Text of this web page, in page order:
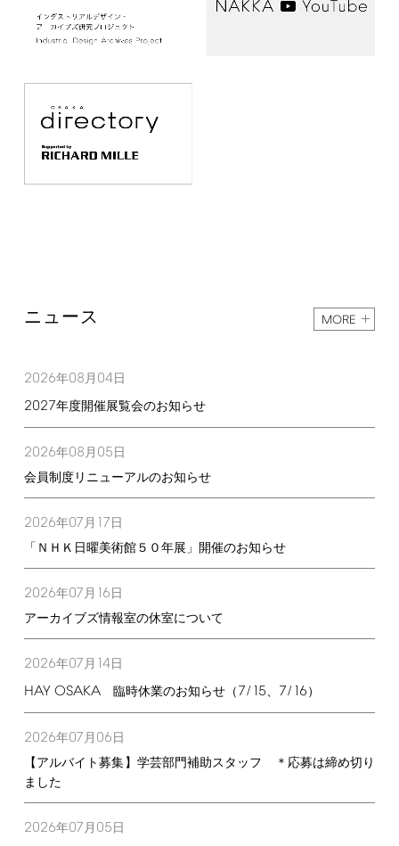
ニュース MORE
2026年08月 04日
2027年度開催展覧会のお知らせ
2026年08月 05日
会員制度リニューアルのお知らせ
2026年07月 17日
「ＮＨＫ日曜美術館５０年展」開催のお知らせ
2026年07月 16日
アーカイブズ情報室の休室について
2026年07月 14日
HAY OSAKA臨時休業のお知らせ（7/15、 7/16）
2026年07月 06日
【アルバイト募集】学芸部門補助スタッフ ＊応募は締め切り
ました
2026年07月 05日